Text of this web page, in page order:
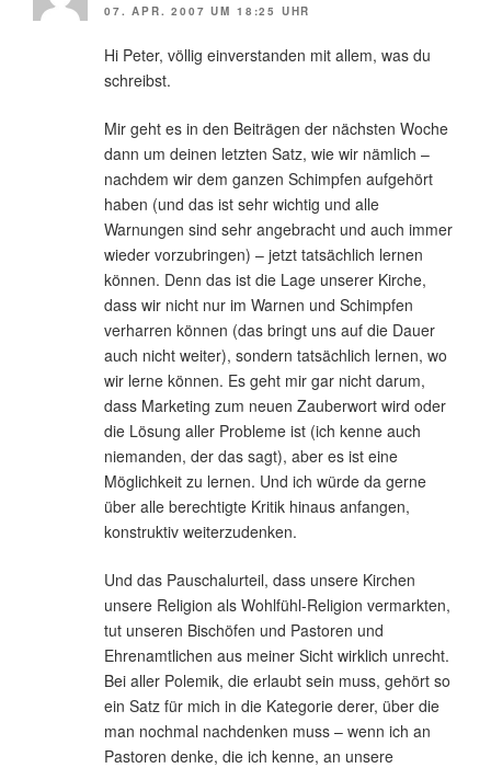
07. APR. 2007 UM 18:25 UHR
Hi Peter, völlig einverstanden mit allem, was du
schreibst.
Mir geht es in den Beiträgen der nächsten Woche
dann um deinen letzten Satz, wie wir nämlich –
nachdem wir dem ganzen Schimpfen aufgehört
haben (und das ist sehr wichtig und alle
Warnungen sind sehr angebracht und auch immer
wieder vorzubringen) – jetzt tatsächlich lernen
können. Denn das ist die Lage unserer Kirche,
dass wir nicht nur im Warnen und Schimpfen
verharren können (das bringt uns auf die Dauer
auch nicht weiter), sondern tatsächlich lernen, wo
wir lerne können. Es geht mir gar nicht darum,
dass Marketing zum neuen Zauberwort wird oder
die Lösung aller Probleme ist (ich kenne auch
niemanden, der das sagt), aber es ist eine
Möglichkeit zu lernen. Und ich würde da gerne
über alle berechtigte Kritik hinaus anfangen,
konstruktiv weiterzudenken.
Und das Pauschalurteil, dass unsere Kirchen
unsere Religion als Wohlfühl-Religion vermarkten,
tut unseren Bischöfen und Pastoren und
Ehrenamtlichen aus meiner Sicht wirklich unrecht.
Bei aller Polemik, die erlaubt sein muss, gehört so
ein Satz für mich in die Kategorie derer, über die
man nochmal nachdenken muss – wenn ich an
Pastoren denke, die ich kenne, an unsere